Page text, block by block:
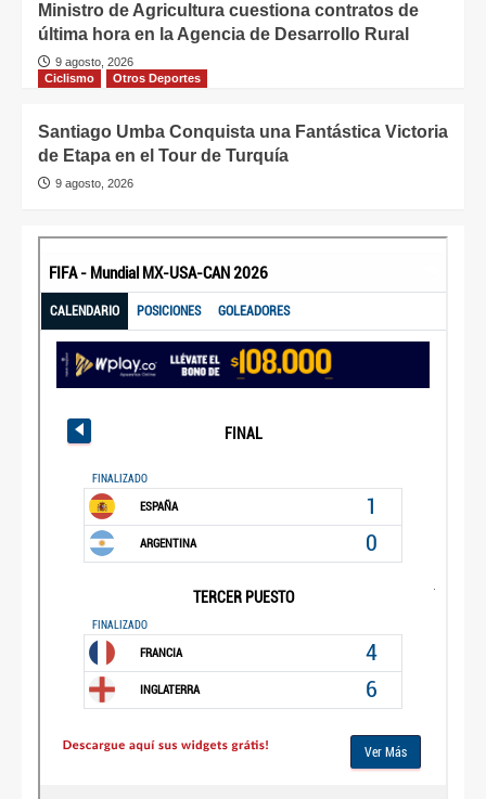
Ministro de Agricultura cuestiona contratos de
última hora en la Agencia de Desarrollo Rural
9 agosto, 2026
Ciclismo
Otros Deportes
Santiago Umba Conquista una Fantástica Victoria
de Etapa en el Tour de Turquía
9 agosto, 2026